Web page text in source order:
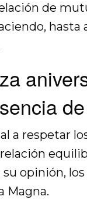
de
hasta
a respetar
su opinión,
Magna.